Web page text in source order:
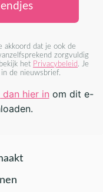
akkoord dat je ook de
zorgvuldig
het Privacybeleid. Je
de nieuwsbrief.
dan hier in om dit e-